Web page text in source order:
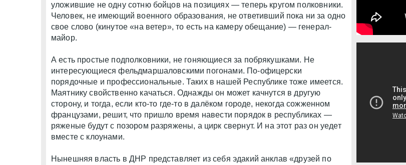
уложившие не одну сотню бойцов на позициях — теперь кругом полковники.
Человек, не имеющий военного образования, не ответивший пока ни за одно
свое слово (кинутое «на ветер», то есть на камеру обещание) — генерал-
майор.
А есть простые подполковники, не гоняющиеся за побрякушками. Не
интересующиеся фельдмаршаловскими погонами. По-офицерски
порядочные и профессиональные. Таких в нашей Республике тоже имеется.
Маятнику свойственно качаться. Однажды он может качнутся в другую
сторону, и тогда, если кто-то где-то в далёком городе, некогда сожженном
французами, решит, что пришло время навести порядок в республиках —
ряженые будут с позором разряжены, а цирк свернут. И на этот раз он уедет
вместе с клоунами.
Нынешняя власть в ДНР представляет из себя эдакий анклав «друзей по